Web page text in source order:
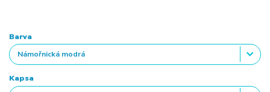
Barva
Kapsa